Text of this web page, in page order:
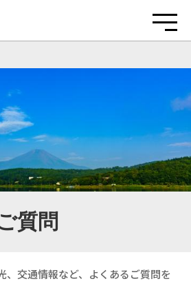
質問
、交通情報など、よくあるご質問を